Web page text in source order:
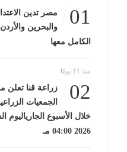
01
مصر تدين
والبحرين
الكامل معها
منذ 11 يومًا
02
زراعة قنا تعلن
الجمعيات
2026 04:00 مـ